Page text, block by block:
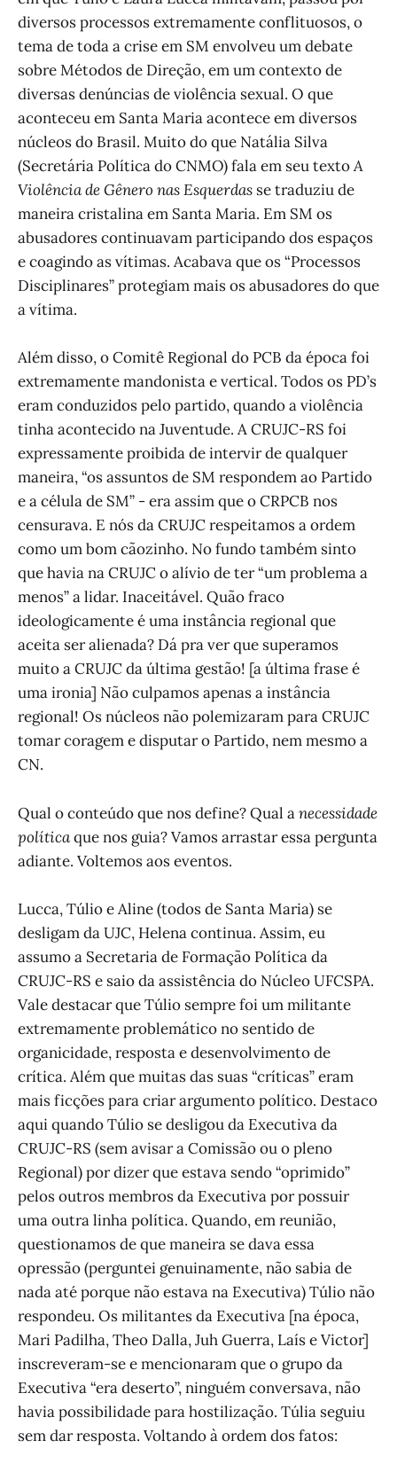
diversos processos extremamente conflituosos, o
tema de toda a crise em SM envolveu um debate
sobre Métodos de Direção, em um contexto de
diversas denúncias de violência sexual. O que
aconteceu em Santa Maria acontece em diversos
núcleos do Brasil. Muito do que Natália Silva
(Secretária Política do CNMO) fala em seu textoA
Violência de Gênero nas Esquerdas se traduziu de
maneira cristalina em Santa Maria. Em SM os
abusadores continuavam participando dos espaços
e coagindo as vítimas. Acabava que os “Processos
Disciplinares” protegiam mais os abusadores do que
a vítima.
Além disso, o Comitê Regional do PCB da época foi
extremamente mandonista e vertical. Todos os PD’s
eram conduzidos pelo partido, quando a violência
tinha acontecido na Juventude. A CRUJC-RS foi
expressamente proibida de intervir de qualquer
maneira, “os assuntos de SM respondem ao Partido
e a célula de SM” - era assim que o CRPCB nos
censurava. E nós da CRUJC respeitamos a ordem
como um bom cãozinho. No fundo também sinto
que havia na CRUJC o alívio de ter “um problema a
menos” a lidar. Inaceitável. Quão fraco
ideologicamente é uma instância regional que
aceita ser alienada? Dá pra ver que superamos
muito a CRUJC da última gestão! [a última frase é
uma ironia] Não culpamos apenas a instância
regional! Os núcleos não polemizaram para CRUJC
tomar coragem e disputar o Partido, nem mesmo a
CN.
Qual o conteúdo que nos define? Qual anecessidade
políticaque nos guia? Vamos arrastar essa pergunta
adiante. Voltemos aos eventos.
Lucca, Túlio e Aline (todos de Santa Maria) se
desligam da UJC, Helena continua. Assim, eu
assumo a Secretaria de Formação Política da
CRUJC-RS e saio da assistência do Núcleo UFCSPA.
Vale destacar que Túlio sempre foi um militante
extremamente problemático no sentido de
organicidade, resposta e desenvolvimento de
crítica. Além que muitas das suas “críticas” eram
mais ficções para criar argumento político. Destaco
aqui quando Túlio se desligou da Executiva da
CRUJC-RS (sem avisar a Comissão ou o pleno
Regional) por dizer que estava sendo “oprimido”
pelos outros membros da Executiva por possuir
uma outra linha política. Quando, em reunião,
questionamos de que maneira se dava essa
opressão (perguntei genuinamente, não sabia de
nada até porque não estava na Executiva) Túlio não
respondeu. Os militantes da Executiva [na época,
Mari Padilha, Theo Dalla, Juh Guerra, Laís e Victor]
inscreveram-se e mencionaram que o grupo da
Executiva “era deserto”, ninguém conversava, não
havia possibilidade para hostilização. Túlia seguiu
sem dar resposta. Voltando à ordem dos fatos: